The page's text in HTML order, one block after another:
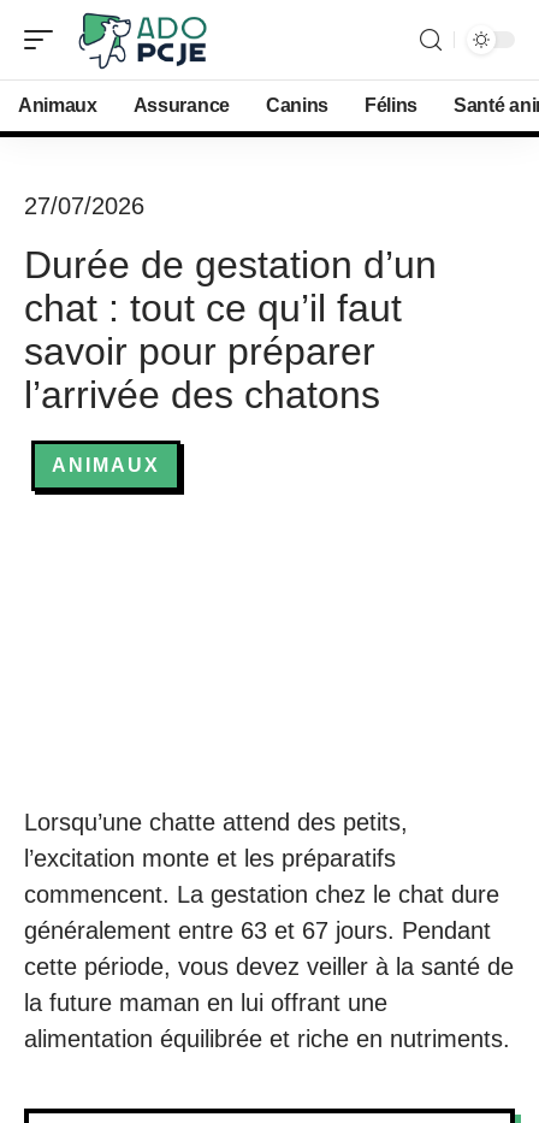
Animaux Assurance Canins Félins Santé
27/07/2026
Durée de gestation d’un
chat : tout ce qu’il faut
savoir pour préparer
l’arrivée des chatons
ANIMAUX
Lorsqu’une chatte attend des petits,
l’excitation monte et les préparatifs
commencent. La gestation chez le chat dure
généralement entre 63 et 67 jours. Pendant
cette période, vous devez veiller à la santé de
la future maman en lui offrant une
alimentation équilibrée et riche en nutriments.